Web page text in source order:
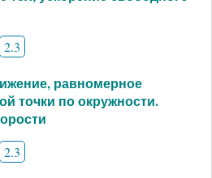
2.3
равномерное
точки по окружности.
2.3